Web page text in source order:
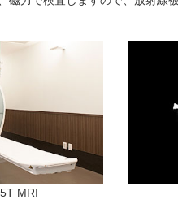
MRI